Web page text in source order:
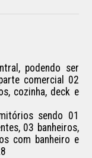
podendo ser
comercial 02
cozinha, deck e
sendo 01
03 banheiros,
com banheiro e